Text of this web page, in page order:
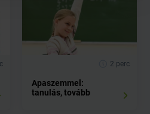
2 perc
Apaszemmel:
tanulás, tovább